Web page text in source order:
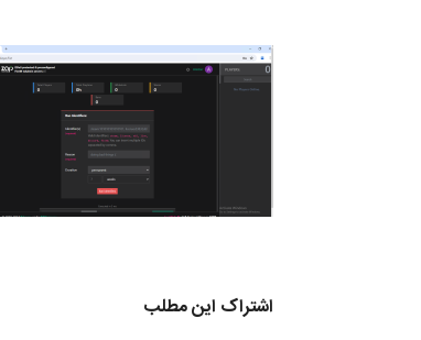
اشتراک این مطلب